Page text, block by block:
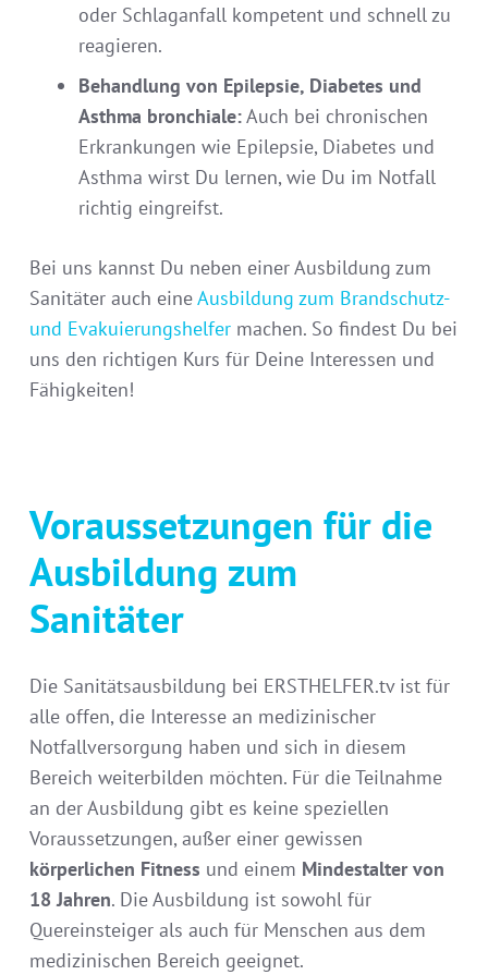
oder Schlaganfall kompetent und schnell zu
reagieren.
Behandlung von Epilepsie, Diabetes und
Asthma bronchiale:Auch bei chronischen
Erkrankungen wie Epilepsie, Diabetes und
Asthma wirst Du lernen, wie Du im Notfall
richtig eingreifst.
Bei uns kannst Du neben einer Ausbildung zum
Sanitäter auch eineAusbildung zum Brandschutz-
und Evakuierungshelfer machen. So findest Du bei
uns den richtigen Kurs für Deine Interessen und
Fähigkeiten!
Voraussetzungen für die
Ausbildung zum
Sanitäter
Die Sanitätsausbildung bei ERSTHELFER.tv ist für
alle offen, die Interesse an medizinischer
Notfallversorgung haben und sich in diesem
Bereich weiterbilden möchten. Für die Teilnahme
an der Ausbildung gibt es keine speziellen
Voraussetzungen, außer einer gewissen
körperlichen Fitness und einem Mindestalter von
18 Jahren. Die Ausbildung ist sowohl für
Quereinsteiger als auch für Menschen aus dem
medizinischen Bereich geeignet.